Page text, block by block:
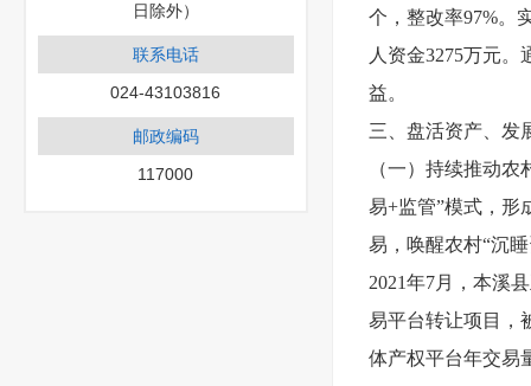
日除外）
联系电话
024-43103816
邮政编码
117000
个，整改率97%。
人资金3275万元
益。
三、盘活资产、发
（一）持续推动
易+监管”模式，形
易，唤醒农村“沉
2021年7月，本溪
易平台转让项目，
体产权平台年交易